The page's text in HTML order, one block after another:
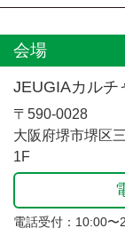
会場
JEUGIAカルチ
〒590-0028
大阪府堺市堺区
1F
電話受付：10:00〜